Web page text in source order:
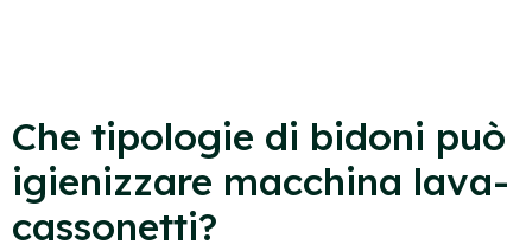
Che tipologie di bidoni può
igienizzare macchina lava-
cassonetti?